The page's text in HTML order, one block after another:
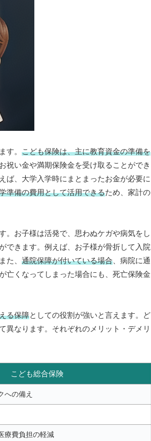
す。 こども保険は、主に教育資金の準備を
祝い金や満期保険金を受け取ることができ
ば、大学入学時にまとまったお金が必要に
準備の費用として活用できるため、家計の
。お子様は活発で、思わぬケガや病気をし
できます。例えば、お子様が骨折して入院
た、 通院保障が付いている場合 、病院に通
亡くなってしまった場合にも、死亡保険金
る保障としての役割が強いと言えます。ど
異なります。それぞれのメリット・デメリ
こども総合保険
への備え
療費負担の軽減